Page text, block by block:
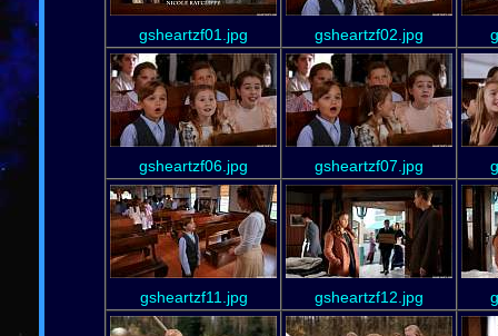
gsheartzf01.jpg gsheartzf02.jpg
gsheartzf06.jpg gsheartzf07.jpg
gsheartzf11.jpg gsheartzf12.jpg